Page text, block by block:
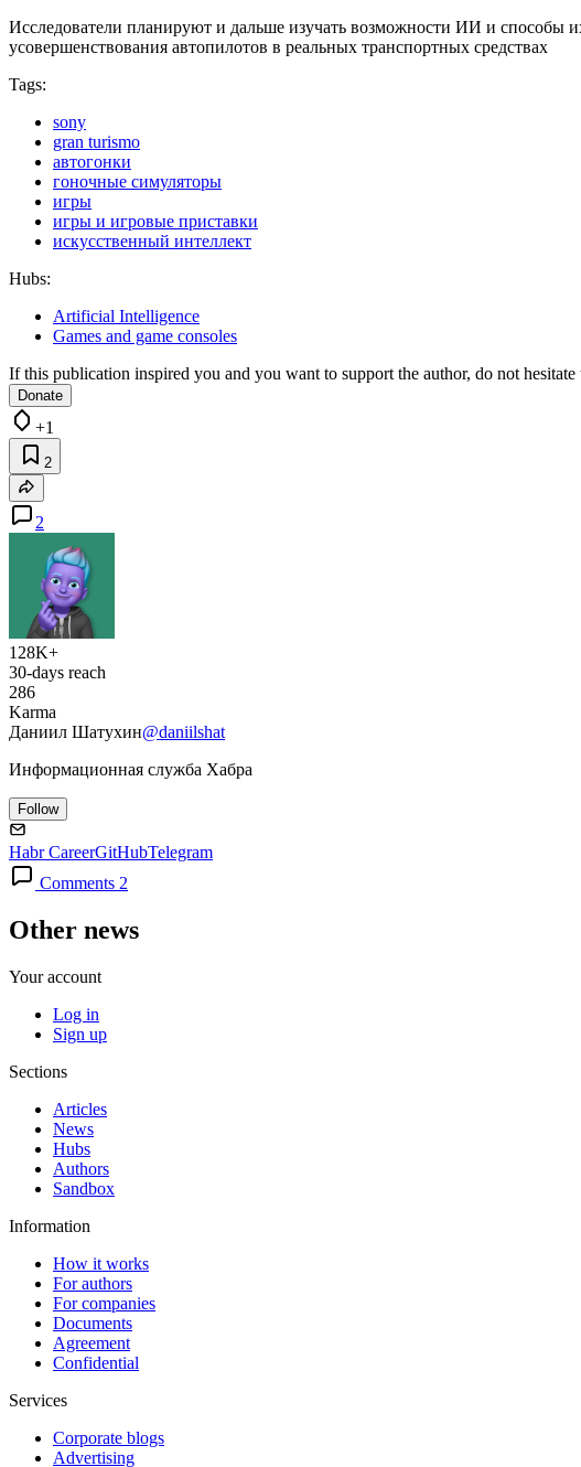
Исследователи планируют и дальше изучать возможности ИИ и способы
усовершенствования автопилотов в реальных транспортных средствах
Tags:
sony
gran turismo
автогонки
гоночные симуляторы
игры
игры и игровые приставки
искусственный интеллект
Hubs:
Artificial Intelligence
Games and game consoles
If this publication inspired you and you want to support the author, do not
Donate
+1
2
2
128K+
30-days reach
286
Karma
Даниил Шатухин@daniilshat
Информационная служба Хабра
Follow
Habr CareerGitHubTelegram
Comments 2
Other news
Your account
Log in
Sign up
Sections
Articles
News
Hubs
Authors
Sandbox
Information
How it works
For authors
For companies
Documents
Agreement
Confidential
Services
Corporate blogs
Advertising